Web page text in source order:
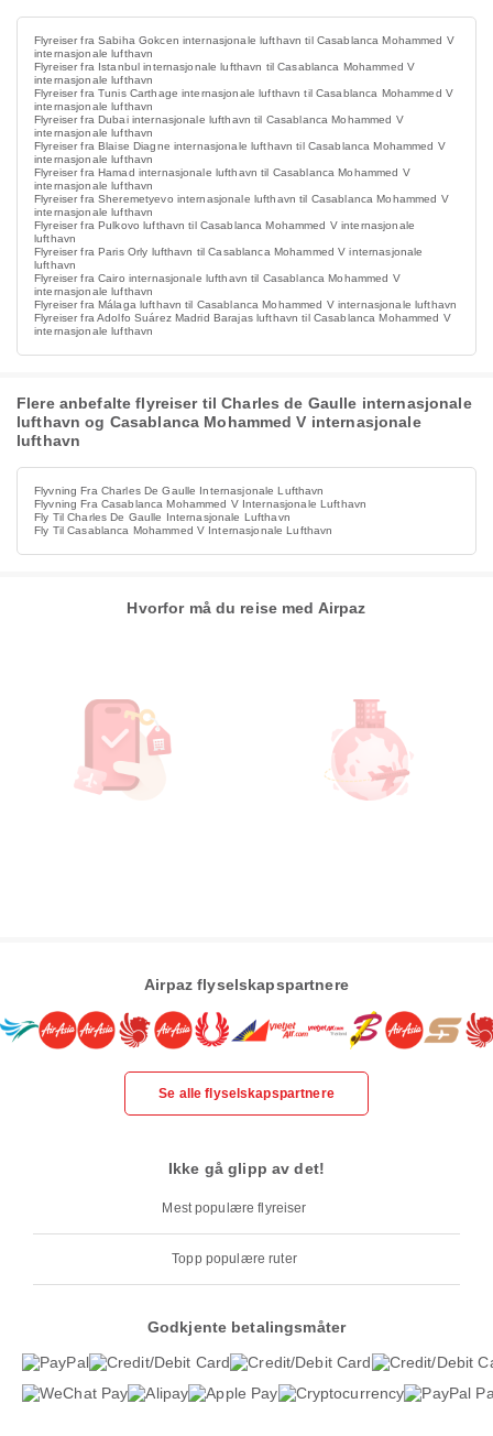
Flyreiser fra Sabiha Gokcen internasjonale lufthavn til Casablanca Mohammed V
internasjonale lufthavn
Flyreiser fra Istanbul internasjonale lufthavn til Casablanca Mohammed V
internasjonale lufthavn
Flyreiser fra Tunis Carthage internasjonale lufthavn til Casablanca Mohammed V
internasjonale lufthavn
Flyreiser fra Dubai internasjonale lufthavn til Casablanca Mohammed V
internasjonale lufthavn
Flyreiser fra Blaise Diagne internasjonale lufthavn til Casablanca Mohammed V
internasjonale lufthavn
Flyreiser fra Hamad internasjonale lufthavn til Casablanca Mohammed V
internasjonale lufthavn
Flyreiser fra Sheremetyevo internasjonale lufthavn til Casablanca Mohammed V
internasjonale lufthavn
Flyreiser fra Pulkovo lufthavn til Casablanca Mohammed V internasjonale
lufthavn
Flyreiser fra Paris Orly lufthavn til Casablanca Mohammed V internasjonale
lufthavn
Flyreiser fra Cairo internasjonale lufthavn til Casablanca Mohammed V
internasjonale lufthavn
Flyreiser fra Málaga lufthavn til Casablanca Mohammed V internasjonale lufthavn
Flyreiser fra Adolfo Suárez Madrid Barajas lufthavn til Casablanca Mohammed V
internasjonale lufthavn
Flere anbefalte flyreiser til Charles de Gaulle internasjonale
lufthavn og Casablanca Mohammed V internasjonale
lufthavn
Flyvning Fra Charles De Gaulle Internasjonale Lufthavn
Flyvning Fra Casablanca Mohammed V Internasjonale Lufthavn
Fly Til Charles De Gaulle Internasjonale Lufthavn
Fly Til Casablanca Mohammed V Internasjonale Lufthavn
Hvorfor må du reise med Airpaz
Airpaz flyselskapspartnere
Se alle flyselskapspartnere
Ikke gå glipp av det!
Mest populære flyreiser
Topp populære ruter
Godkjente betalingsmåter